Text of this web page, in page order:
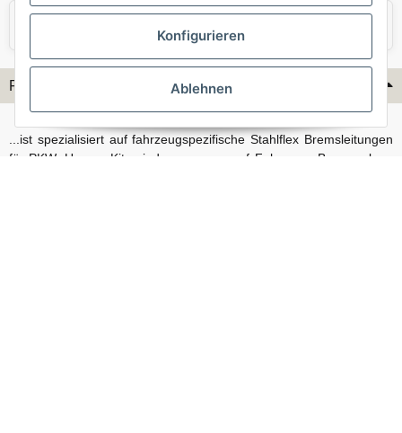
Konfigurieren
Ablehnen
Flex-Hydraulik...
...ist spezialisiert auf fahrzeugspezifische Stahlflex Bremsleitungen
für PKW. Unsere Kits sind passgenau auf Fahrzeug, Bremsanlage